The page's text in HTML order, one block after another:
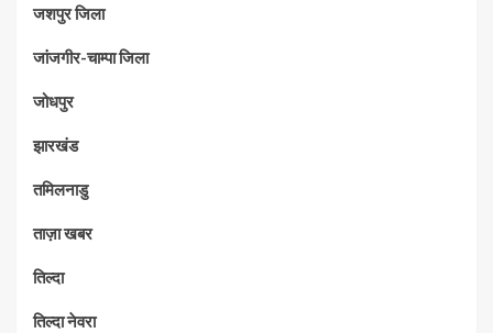
जशपुर जिला
जांजगीर-चाम्पा जिला
जोधपुर
झारखंड
तमिलनाडु
ताज़ा खबर
तिल्दा
तिल्दा नेवरा